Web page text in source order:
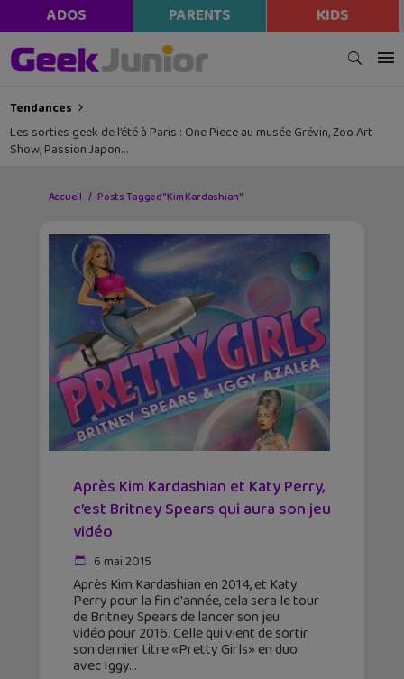
ADOS PARENTS KIDS
Tendances
Les sorties geek de l’été à Paris : One Piece au musée Grévin, Zoo Art
Show, Passion Japon…
Accueil Posts Tagged "Kim Kardashian"
Après Kim Kardashian et Katy Perry,
c’est Britney Spears qui aura son jeu
vidéo
6 mai 2015
Après Kim Kardashian en 2014, et Katy
Perry pour la fin d'année, cela sera le tour
de Britney Spears de lancer son jeu
vidéo pour 2016. Celle qui vient de sortir
son dernier titre «Pretty Girls» en duo
avec Iggy